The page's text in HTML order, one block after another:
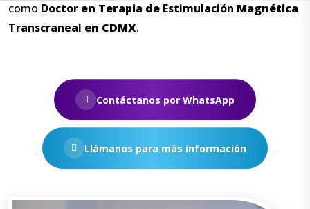
como Doctor en Terapia de Estimulación Magnética
Transcraneal en CDMX.
Contáctanos por WhatsApp
Llámanos para más información